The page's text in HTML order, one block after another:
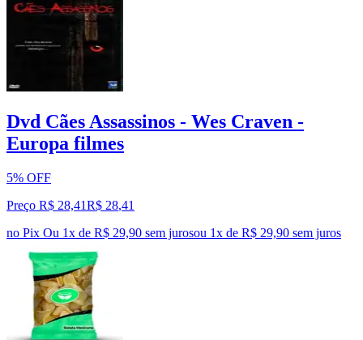
Dvd Cães Assassinos - Wes Craven -
Europa filmes
5% OFF
Preço R$ 28,41R$ 28,41
no Pix Ou 1x de R$ 29,90 sem jurosou 1x de R$ 29,90 sem juros